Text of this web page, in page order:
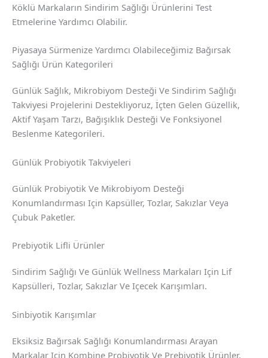
Köklü Markaların Sindirim Sağlığı Ürünlerini Test
Etmelerine Yardımcı Olabilir.
Piyasaya Sürmenize Yardımcı Olabileceğimiz Bağırsak
Sağlığı Ürün Kategorileri
Günlük Sağlık, Mikrobiyom Desteği Ve Sindirim Sağlığı
Takviyesi Projelerini Destekliyoruz, İçten Gelen Güzellik,
Aktif Yaşam Tarzı, Bağışıklık Desteği Ve Fonksiyonel
Beslenme Kategorileri.
Günlük Probiyotik Takviyeleri
Günlük Probiyotik Ve Mikrobiyom Desteği
Konumlandırması Için Kapsüller, Tozlar, Sakızlar Veya
Çubuk Paketler.
Prebiyotik Lifli Ürünler
Sindirim Sağlığı Ve Günlük Wellness Markaları Için Lif
Kapsülleri, Tozlar, Sakızlar Ve Içecek Karışımları.
Sinbiyotik Karışımlar
Eksiksiz Bağırsak Sağlığı Konumlandırması Arayan
Markalar Için Kombine Probiyotik Ve Prebiyotik Ürünler.